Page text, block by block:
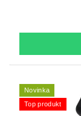
Novinka
Top produkt